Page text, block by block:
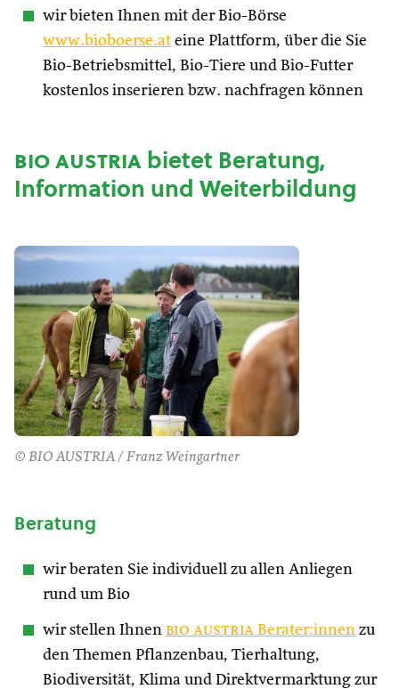
wir bieten Ihnen mit der Bio-Börse
www.bioboerse.at eine Plattform, über die Sie
Bio-Betriebsmittel, Bio-Tiere und Bio-Futter
kostenlos inserieren bzw. nachfragen können
bio austriabietet Beratung,
Information und Weiterbildung
© BIO AUSTRIA / Franz Weingartner
Beratung
wir beraten Sie individuell zu allen Anliegen
rund um Bio
wir stellen Ihnen bio austria Berater:innen zu
den Themen Pflanzenbau, Tierhaltung,
Biodiversität, Klima und Direktvermarktung zur